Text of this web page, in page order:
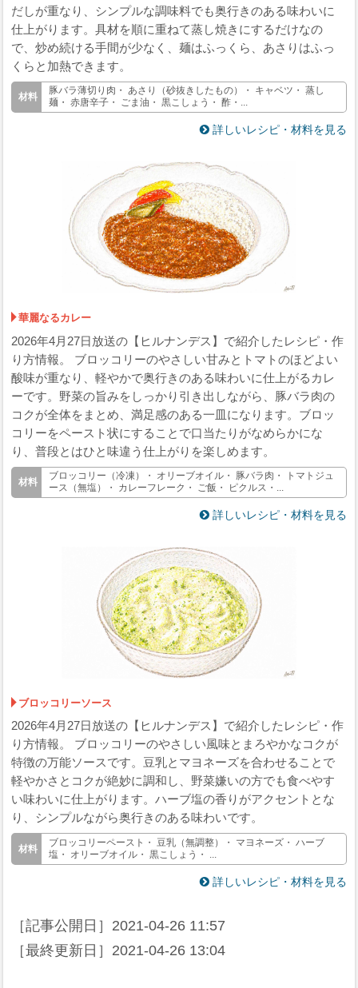
だしが重なり、シンプルな調味料でも奥行きのある味わいに
仕上がります。具材を順に重ねて蒸し焼きにするだけなの
で、炒め続ける手間が少なく、麺はふっくら、あさりはふっ
くらと加熱できます。
豚バラ薄切り肉・ あさり（砂抜きしたもの）・ キャベツ・ 蒸し
麺・ 赤唐辛子・ ごま油・ 黒こしょう・ 酢・...
詳しいレシピ・材料を見る
華麗なるカレー
2026年4月27日放送の【ヒルナンデス】で紹介したレシピ・作
り方情報。 ブロッコリーのやさしい甘みとトマトのほどよい
酸味が重なり、軽やかで奥行きのある味わいに仕上がるカレ
ーです。野菜の旨みをしっかり引き出しながら、豚バラ肉の
コクが全体をまとめ、満足感のある一皿になります。ブロッ
コリーをペースト状にすることで口当たりがなめらかにな
り、普段とはひと味違う仕上がりを楽しめます。
ブロッコリー（冷凍）・ オリーブオイル・ 豚バラ肉・ トマトジュ
ース（無塩）・ カレーフレーク・ ご飯・ ピクルス・...
詳しいレシピ・材料を見る
ブロッコリーソース
2026年4月27日放送の【ヒルナンデス】で紹介したレシピ・作
り方情報。 ブロッコリーのやさしい風味とまろやかなコクが
特徴の万能ソースです。豆乳とマヨネーズを合わせることで
軽やかさとコクが絶妙に調和し、野菜嫌いの方でも食べやす
い味わいに仕上がります。ハーブ塩の香りがアクセントとな
り、シンプルながら奥行きのある味わいです。
ブロッコリーペースト・ 豆乳（無調整）・ マヨネーズ・ ハーブ
塩・ オリーブオイル・ 黒こしょう・ ...
詳しいレシピ・材料を見る
［記事公開日］ 2021-04-26 11:57
［最終更新日］ 2021-04-26 13:04